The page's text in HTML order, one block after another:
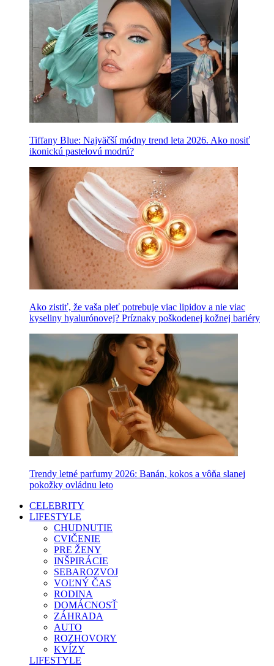
Tiffany Blue: Najväčší módny trend leta 2026. Ako nosiť
ikonickú pastelovú modrú?
Ako zistiť, že vaša pleť potrebuje viac lipidov a nie viac
kyseliny hyalurónovej? Príznaky poškodenej kožnej bariéry
Trendy letné parfumy 2026: Banán, kokos a vôňa slanej
pokožky ovládnu leto
CELEBRITY
LIFESTYLE
CHUDNUTIE
CVIČENIE
PRE ŽENY
INŠPIRÁCIE
SEBAROZVOJ
VOĽNÝ ČAS
RODINA
DOMÁCNOSŤ
ZÁHRADA
AUTO
ROZHOVORY
KVÍZY
LIFESTYLE